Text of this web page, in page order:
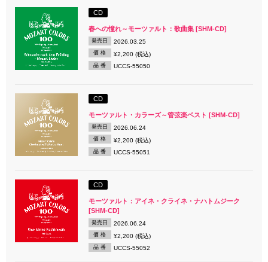
CD
春への憧れ～モーツァルト：歌曲集 [SHM-CD]
発売日 2026.03.25
価 格 ¥2,200 (税込)
品 番 UCCS-55050
CD
モーツァルト・カラーズ～管弦楽ベスト [SHM-CD]
発売日 2026.06.24
価 格 ¥2,200 (税込)
品 番 UCCS-55051
CD
モーツァルト：アイネ・クライネ・ナハトムジーク
[SHM-CD]
発売日 2026.06.24
価 格 ¥2,200 (税込)
品 番 UCCS-55052